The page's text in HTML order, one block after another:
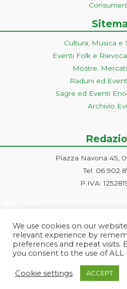
Cultura, Musica e
Eventi Folk e
Mostre,
Raduni ed
Sagre ed Eventi
Archivio
Piazza Navona 45,
Tel. 06 902
P.IVA:
Roma | PI e CF: 12528191005 |
We use cookies on our
relevant experience by
preferences and repeat visits.
you consent to the use of ALL
Cookie settings ACCEPT